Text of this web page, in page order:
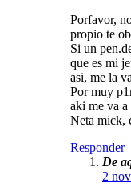
Porfavor,
propio te
Si un
que es mi
asi, me la
Por muy
aki me va a
Neta mick,
Responder
De
2